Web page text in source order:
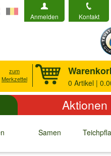
Anmelden Kontakt
zum
Merkzettel
0 Artikel |
Aktionen
Samen
↓ ↓